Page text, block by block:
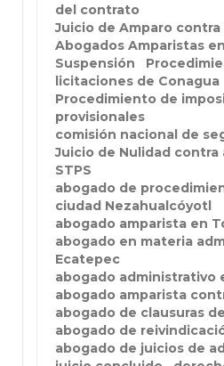
del contrato
Juicio de Amparo
Abogados Amparistas
Suspensión
licitaciones de Conagua
Procedimiento de
provisionales
comisión nacional de
Juicio de Nulidad contra
STPS
abogado de
ciudad Nezahualcóyotl
abogado amparista en
abogado en materia
Ecatepec
abogado administrativo
abogado amparista
abogado de clausuras
abogado de
abogado de juicios de